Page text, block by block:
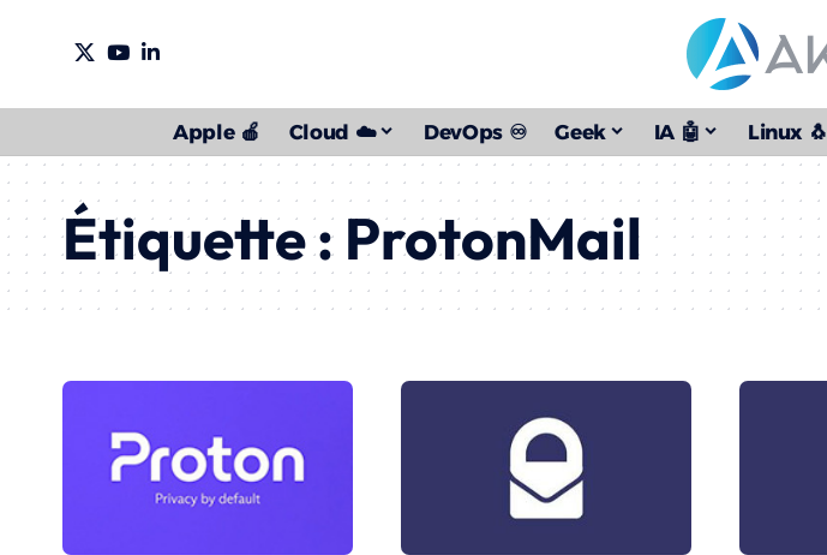
Apple 🍎 Cloud ☁️ DevOps ♾️ Geek IA 🤖 Linux 🐧
Étiquette : ProtonMail